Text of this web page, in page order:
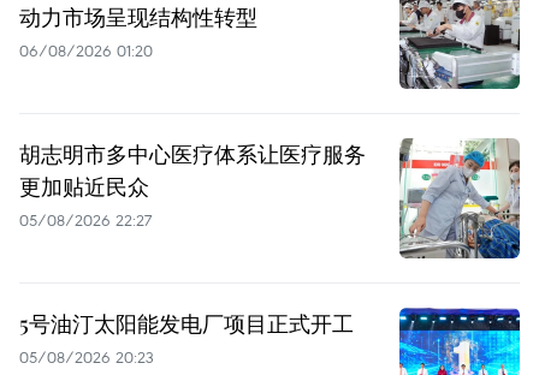
动力市场呈现结构性转型
06/08/2026 01:20
胡志明市多中心医疗体系让医疗服务
更加贴近民众
05/08/2026 22:27
5号油汀太阳能发电厂项目正式开工
05/08/2026 20:23